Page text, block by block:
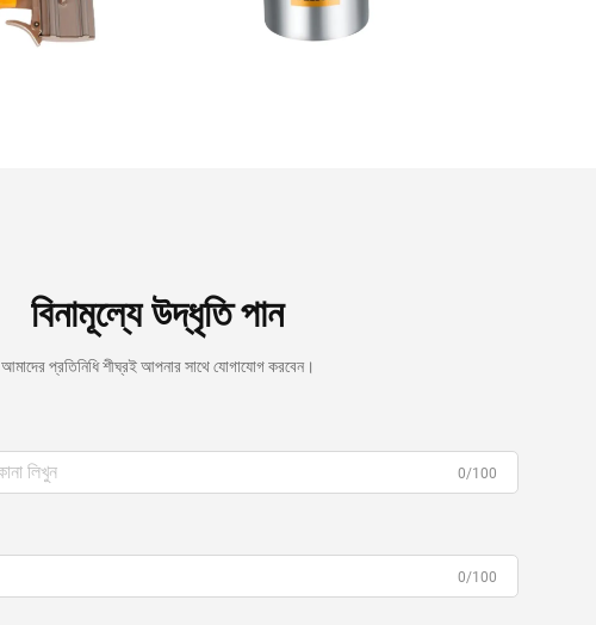
বিনামূল্যে উদ্ধৃতি পান
আমাদের প্রতিনিধি শীঘ্রই আপনার সাথে যোগাযোগ করবেন।
0/100
0/100